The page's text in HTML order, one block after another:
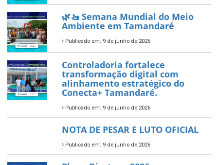
novos investimentos para
fortalecer a saúde pública do
município.
Publicado em: 10 de junho de 2026
Prefeitura de Tamandaré abre
inscrições para o Festival
Multicultural PNAB 2026
Publicado em: 9 de junho de 2026
🌳🌱 Projeto Arborização Urbana!
Publicado em: 9 de junho de 2026